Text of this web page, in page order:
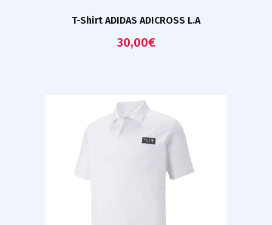
T-Shirt ADIDAS ADICROSS L.A
30,00€